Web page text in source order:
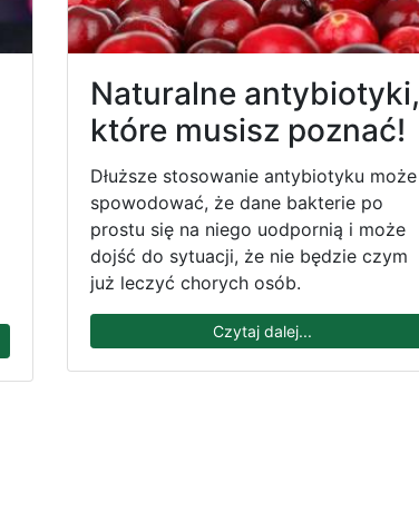
Naturalne antybiotyki,
które musisz poznać!
Dłuższe stosowanie antybiotyku może
spowodować, że dane bakterie po
prostu się na niego uodpornią i może
dojść do sytuacji, że nie będzie czym
już leczyć chorych osób.
Czytaj dalej...